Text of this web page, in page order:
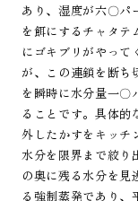
あり、湿度が六〇パ
を餌にするチャタテ
にゴキブリがやって
が、この連鎖を断ち
を瞬時に水分量一〇
ることです。具体的
外したかすをキッチ
水分を限界まで絞り
の奥に残る水分を見
る強制蒸発であり、